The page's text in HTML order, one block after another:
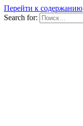
Перейти к содержанию
Search for: